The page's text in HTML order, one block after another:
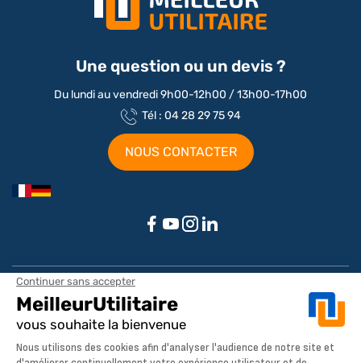
Une question ou un devis ?
Du lundi au vendredi 9h00-12h00 / 13h00-17h00
Tél : 04 28 29 75 94
NOUS CONTACTER
Aménagements par marque / modèle
Aménagement Peugeot Partner
Aménagement Peugeot Expert
Aménagement Peugeot Boxer
Notre société